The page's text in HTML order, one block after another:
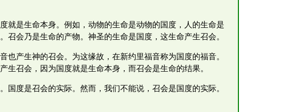
就是生命本身。例如，动物的生命是动物的国度，人的生命是
会乃是生命的产物。神圣的生命是国度，这生命产生召会。
产生神的召会。为这缘故，在新约里福音称为国度的福音。
生召会，因为国度就是生命本身，而召会是生命的结果。
度是召会的实际。然而，我们不能说，召会是国度的实际。